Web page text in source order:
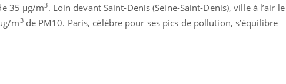
35 µg/m3. Loin devant Saint-Denis (Seine-Saint-Denis), ville à l’air le
m3de PM10. Paris, célèbre pour ses pics de pollution, s’équilibre